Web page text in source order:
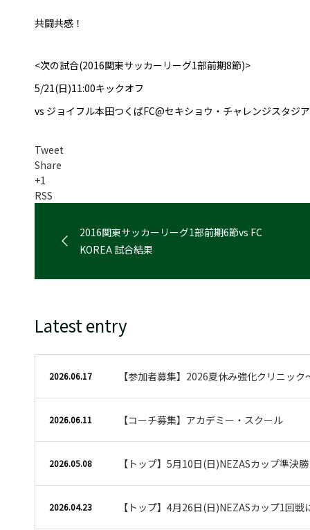
共闘共感！
<次の試合(2016関東サッカーリーグ1部前期8節)>
5/21(日)11:00キックオフ
vs ジョイフル本田つくばFC@セキショウ・チャレンジスタジ
Tweet
Share
+1
RSS
2016関東サッカーリーグ1部前期6節vs FC
KOREA 試合結果
Latest entry
2026.06.17 【参加者募集】2026夏休み強化クリニッ
2026.06.11 【コーチ募集】アカデミー・スクール
2026.05.08 【トップ】5月10日(日)NEZASカップ準決
2026.04.23 【トップ】4月26日(日)NEZASカップ1回戦